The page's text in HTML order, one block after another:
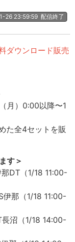
26 23:59:59 配信終了
ダウンロード販売
月）0:00以降〜1
た全4セットを販
す＞
DT（1/18 11:00-
伊那（1/18 11:00-
長沼（1/18 14:00-